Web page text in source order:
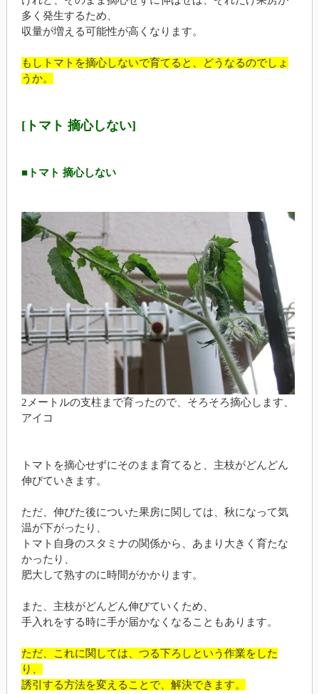
多く発生するため、
収量が増える可能性が高くなります。
もしトマトを摘心しないで育てると、どうなるのでしょ
うか。
[トマト 摘心しない]
■トマト 摘心しない
2メートルの支柱まで育ったので、そろそろ摘心します、
アイコ
トマトを摘心せずにそのまま育てると、主枝がどんどん
伸びていきます。
ただ、伸びた後についた果房に関しては、秋になって気
温が下がったり、
トマト自身のスタミナの関係から、あまり大きく育たな
かったり、
肥大して熟すのに時間がかかります。
また、主枝がどんどん伸びていくため、
手入れをする時に手が届かなくなることもあります。
ただ、これに関しては、つる下ろしという作業をした
り、
誘引する方法を変えることで、解決できます。